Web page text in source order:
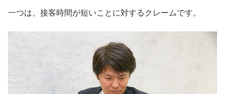
一つは、接客時間が短いことに対するクレームです。